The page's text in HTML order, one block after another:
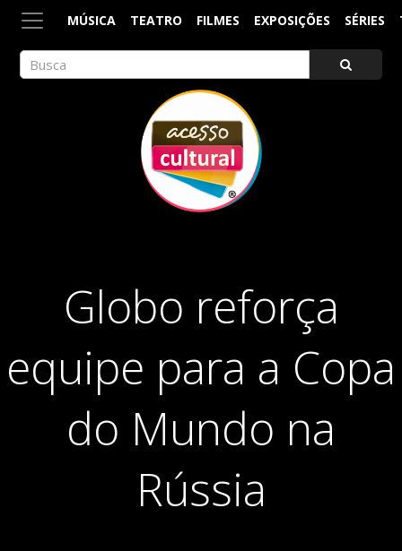
MÚSICA TEATRO FILMES EXPOSIÇÕES SÉRIES
Globo reforça
equipe para a Copa
do Mundo na
Rússia